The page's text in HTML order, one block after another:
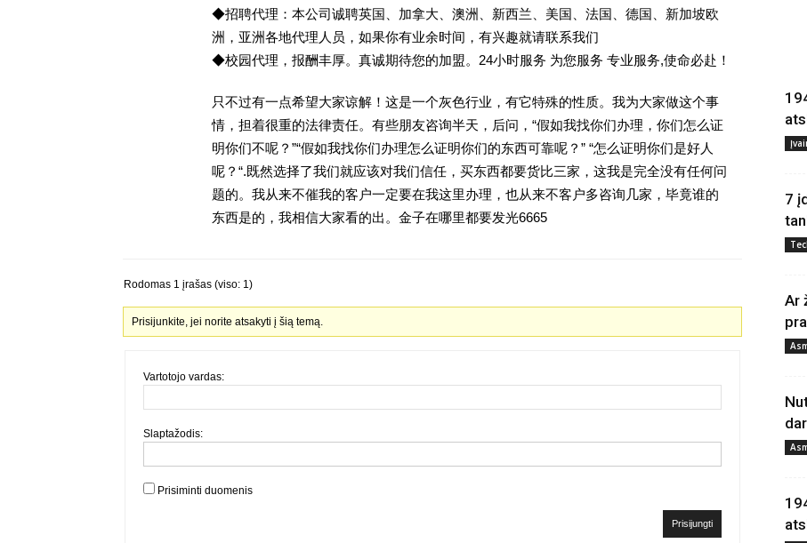
◆招聘代理：本公司诚聘英国、加拿大、澳洲、新西兰、美国、法国、德国、新加坡欧
洲，亚洲各地代理人员，如果你有业余时间，有兴趣就请联系我们
◆校园代理，报酬丰厚。真诚期待您的加盟。24小时服务 为您服务 专业服务,使命必赴！
只不过有一点希望大家谅解！这是一个灰色行业，有它特殊的性质。我为大家做这个事
情，担着很重的法律责任。有些朋友咨询半天，后问，“假如我找你们办理，你们怎么证
明你们不呢？”“假如我找你们办理怎么证明你们的东西可靠呢？” “怎么证明你们是好人
呢？“.既然选择了我们就应该对我们信任，买东西都要货比三家，这我是完全没有任何问
题的。我从来不催我的客户一定要在我这里办理，也从来不客户多咨询几家，毕竟谁的
东西是的，我相信大家看的出。金子在哪里都要发光6665
Rodomas 1 įrašas (viso: 1)
Prisijunkite, jei norite atsakyti į šią temą.
Vartotojo vardas:
Slaptažodis:
Prisiminti duomenis
Prisijungti
7
Ar